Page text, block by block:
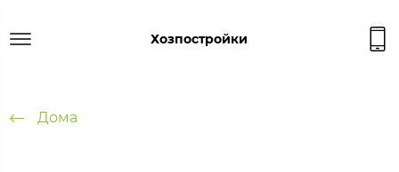
Хозпостройки
Дома